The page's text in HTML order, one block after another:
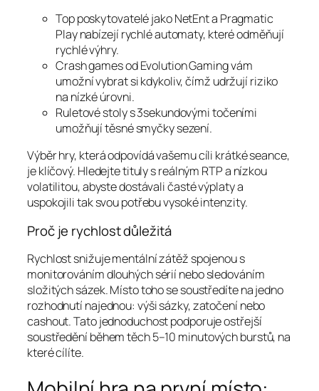
Top poskytovatelé jako NetEnt a Pragmatic
Play nabízejí rychlé automaty, které odměňují
rychlé výhry.
Crash games od Evolution Gaming vám
umožní vybrat si kdykoliv, čímž udržují riziko
na nízké úrovni.
Ruletové stoly s 3sekundovými točeními
umožňují těsné smyčky sezení.
Výběr hry, která odpovídá vašemu cíli krátké seance,
je klíčový. Hledejte tituly s reálným RTP a nízkou
volatilitou, abyste dostávali časté výplaty a
uspokojili tak svou potřebu vysoké intenzity.
Proč je rychlost důležitá
Rychlost snižuje mentální zátěž spojenou s
monitorováním dlouhých sérií nebo sledováním
složitých sázek. Místo toho se soustředíte na jedno
rozhodnutí najednou: výši sázky, zatočení nebo
cashout. Tato jednoduchost podporuje ostřejší
soustředění během těch 5–10 minutových burstů, na
které cílíte.